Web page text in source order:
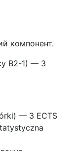
компонент.
B2-1) — 3
— 3 ECTS